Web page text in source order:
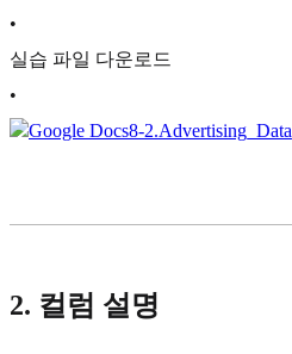
•
실습 파일 다운로드
•
Google Docs8-2.Advertising_Data
2. 컬럼 설명